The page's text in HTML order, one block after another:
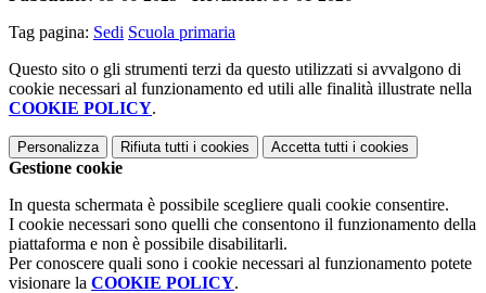
Tag pagina: Sedi Scuola primaria
Questo sito o gli strumenti terzi da questo utilizzati si avvalgono di
cookie necessari al funzionamento ed utili alle finalità illustrate nella
COOKIE POLICY.
Personalizza Rifiuta tutti i cookies Accetta tutti i cookies
Gestione cookie
In questa schermata è possibile scegliere quali cookie consentire.
I cookie necessari sono quelli che consentono il funzionamento della
piattaforma e non è possibile disabilitarli.
Per conoscere quali sono i cookie necessari al funzionamento potete
visionare la COOKIE POLICY.